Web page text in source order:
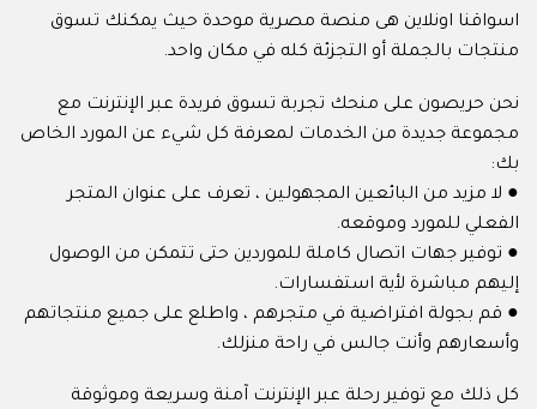
اسواقنا اونلاين هى منصة مصرية موحدة حيث يمكنك تسوق
منتجات بالجملة أو التجزئة كله في مكان واحد.
نحن حريصون على منحك تجربة تسوق فريدة عبر الإنترنت مع
مجموعة جديدة من الخدمات لمعرفة كل شيء عن المورد الخاص
بك:
● لا مزيد من البائعين المجهولين ، تعرف على عنوان المتجر
الفعلي للمورد وموقعه.
● توفير جهات اتصال كاملة للموردين حتى تتمكن من الوصول
إليهم مباشرة لأية استفسارات.
● قم بجولة افتراضية في متجرهم ، واطلع على جميع منتجاتهم
وأسعارهم وأنت جالس في راحة منزلك.
كل ذلك مع توفير رحلة عبر الإنترنت آمنة وسريعة وموثوقة